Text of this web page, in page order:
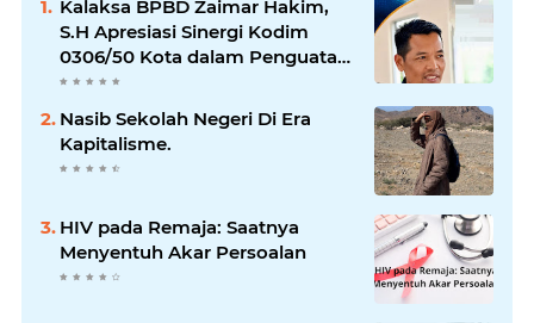
Kalaksa BPBD Zaimar Hakim,
S.H Apresiasi Sinergi Kodim
0306/50 Kota dalam Penguatan
Mitigasi dan Penanganan
Bencana
Nasib Sekolah Negeri Di Era
Kapitalisme.
HIV pada Remaja: Saatnya
Menyentuh Akar Persoalan